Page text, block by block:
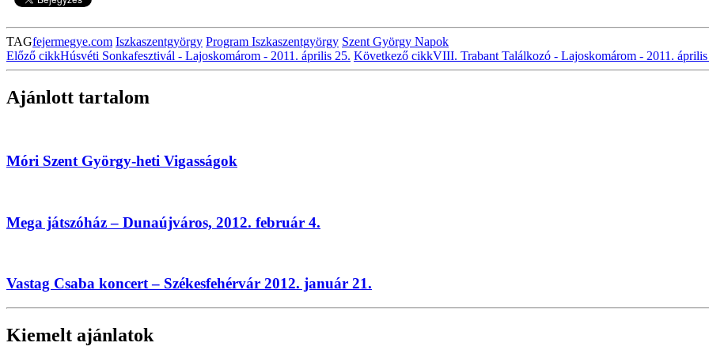
TAGfejermegye.com Iszkaszentgyörgy Program Iszkaszentgyörgy Szent György Napok
Előző cikkHúsvéti Sonkafesztivál - Lajoskomárom - 2011. április 25. Következő cikkVIII. Trabant Találkozó - Lajoskomárom - 2011.
Ajánlott tartalom
Móri Szent György-heti Vigasságok
Mega játszóház – Dunaújváros, 2012. február 4.
Vastag Csaba koncert – Székesfehérvár 2012. január 21.
Kiemelt ajánlatok